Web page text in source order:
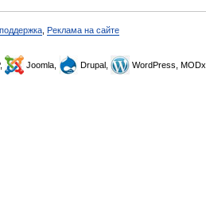
Реклама на сайте
Joomla, Drupal, WordPress, MODx.